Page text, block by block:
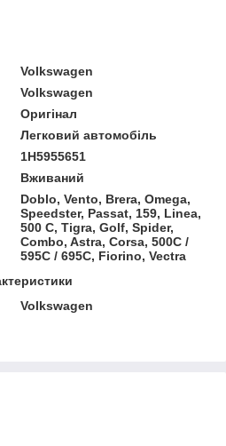
Volkswagen
Volkswagen
Оригінал
Легковий автомобіль
1H5955651
Вживаний
Doblo, Vento, Brera, Omega,
Speedster, Passat, 159, Linea,
500 C, Tigra, Golf, Spider,
Combo, Astra, Corsa, 500C /
595C / 695C, Fiorino, Vectra
Volkswagen